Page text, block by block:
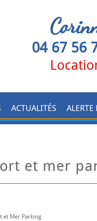
04 67 56
ACTUALITÉS
et mer
et Mer Parking